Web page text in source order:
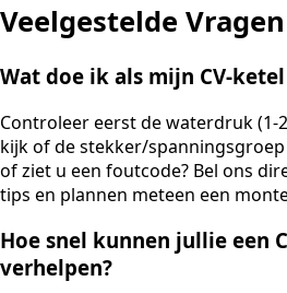
Veelgestelde Vragen
Wat doe ik als mijn CV-
Controleer eerst de waterdruk (1-
kijk of de stekker/
of ziet u een foutcode? Bel ons
tips en plannen meteen een
Hoe snel kunnen jullie een
verhelpen?